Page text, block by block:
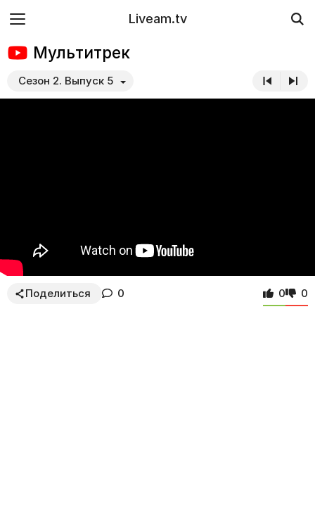
Liveam.tv
Мультитрек
Сезон 2. Выпуск 5
Поделиться 0 0 0